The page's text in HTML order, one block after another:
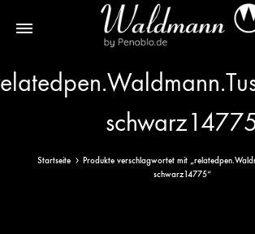
Füller
Schreibgeräte
Sterlingsilber
Gratis
&
Startseite
Produkte verschlagwortet mit
schwarz14775“